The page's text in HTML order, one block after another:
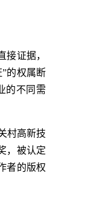
证据，
的权属断
的不同需
村高新技
，被认定
者的版权